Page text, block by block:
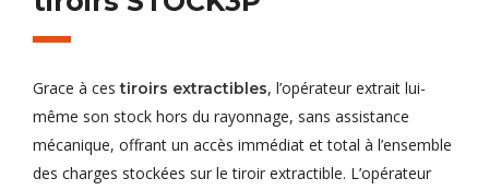
Grace à cestiroirs extractibles, l’opérateur extrait lui-
même son stock hors du rayonnage, sans assistance
mécanique, offrant un accès immédiat et total à l’ensemble
des charges stockées sur le tiroir extractible. L’opérateur